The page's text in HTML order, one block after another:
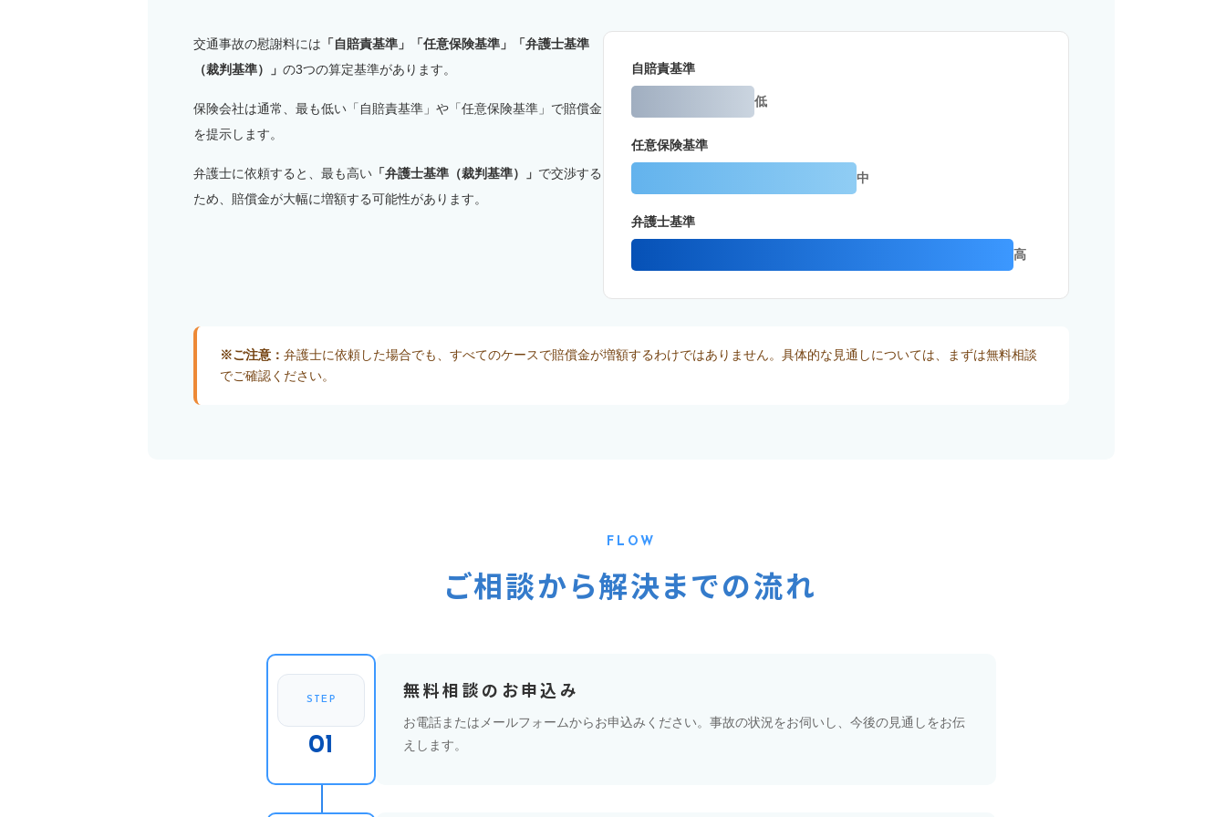
交通事故の慰謝料には 「自賠責基準」「任意保険基準」「弁護士基準
（裁判基準）」 の3つの算定基準があります。
保険会社は通常、最も低い「自賠責基準」や「任意保険基準」で賠償金
を提示します。
弁護士に依頼すると、最も高い 「弁護士基準（裁判基準）」 で交渉する
ため、賠償金が大幅に増額する可能性があります。
自賠責基準
低
任意保険基準
中
弁護士基準
高
※ご注意： 弁護士に依頼した場合でも、すべてのケースで賠償金が増額するわけではありません。具体的な見通しについては、まずは無料相談
でご確認ください。
FLOW
ご相談から解決までの流れ
STEP
01
無料相談のお申込み
お電話またはメールフォームからお申込みください。事故の状況をお伺いし、今後の見通しをお伝
えします。